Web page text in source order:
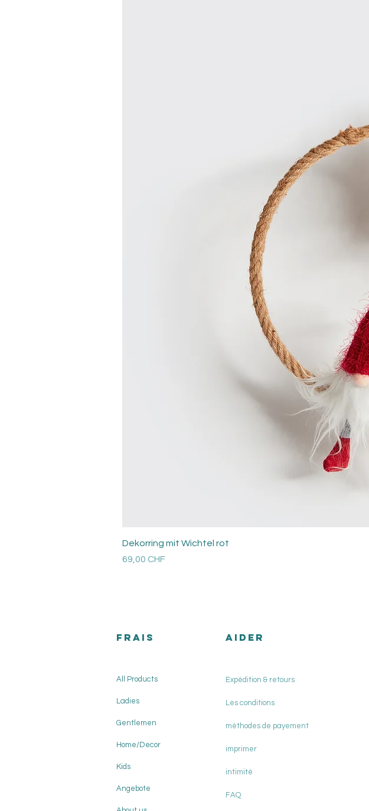
Dekorring mit Wichtel rot
Prix
69,00 CHF
FRAIS
All Products
Ladies
Gentlemen
Home/Decor
Kids
Angebote
AIDER
Expédition & retours
Les conditions
méthodes de payement
imprimer
intimité
FAQ